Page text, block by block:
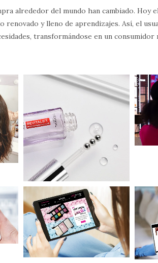
alrededor del mundo han cambiado. Hoy
renovado y lleno de aprendizajes. Así, el
transformándose en un consumidor